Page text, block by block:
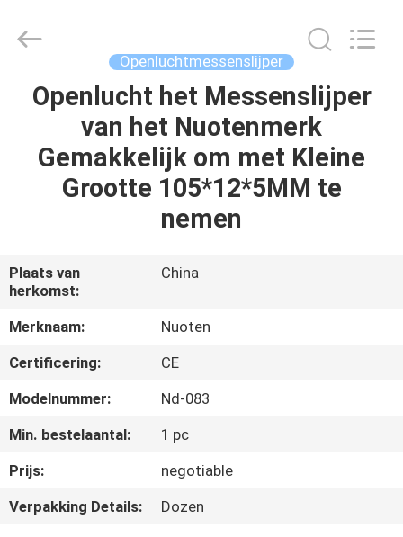
HUIS
PRODUCTEN
OVER
ONS
FABRIEKSTOUR
KWALITEITSCONTROLE
NEEM
CONTACT
Electric
Appliance
Reserved.
Openluchtmessenslijper
Openlucht het Messenslijper
van het Nuotenmerk
Gemakkelijk om met Kleine
Grootte 105*12*5MM te
nemen
Plaats van
herkomst:
China
Merknaam:
Nuoten
Certificering:
CE
Modelnummer:
Nd-083
Min. bestelaantal:
1 pc
Prijs:
negotiable
Verpakking Details:
Dozen